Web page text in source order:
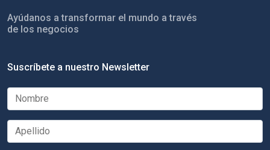
Ayúdanos a transformar el mundo a través
de los negocios
Suscríbete a nuestro Newsletter